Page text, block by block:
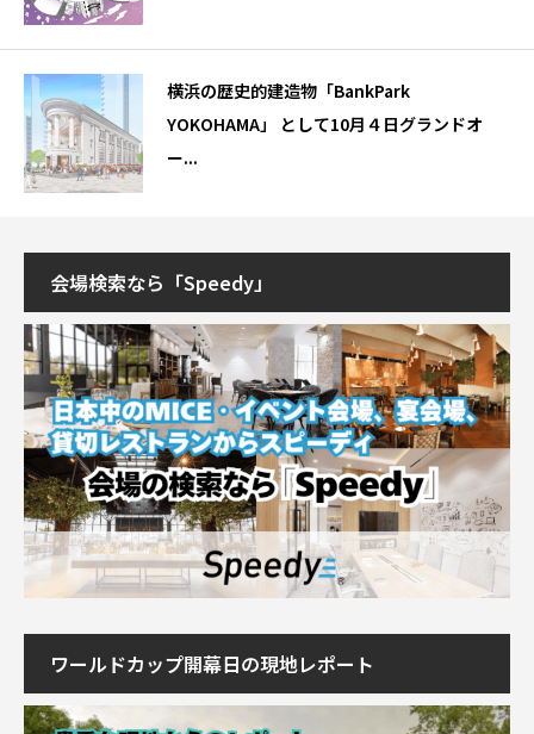
横浜の歴史的建造物「BankPark
YOKOHAMA」 として10月４日グランドオ
ー...
会場検索なら「Speedy」
ワールドカップ開幕日の現地レポート